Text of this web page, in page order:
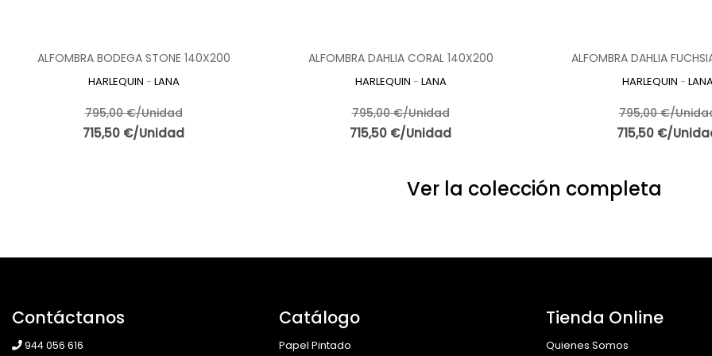
ALFOMBRA BODEGA STONE 140X200
HARLEQUIN - LANA
795,00 €/Unidad
715,50 €/Unidad
ALFOMBRA DAHLIA CORAL 140X200
HARLEQUIN - LANA
795,00 €/Unidad
715,50 €/Unidad
ALFOMBRA DAHLIA
HARLEQUIN -
795,00 €/
715,50 €/
Ver la colección completa
Contáctanos
944 056 616
Catálogo
Papel Pintado
Tienda Online
Quienes Somos